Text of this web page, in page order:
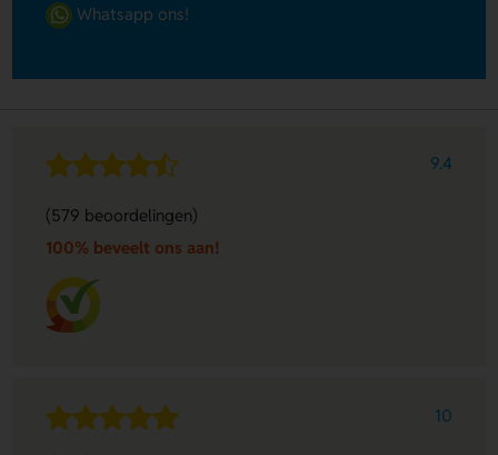
Whatsapp ons!
9.4
(579 beoordelingen)
100% beveelt ons aan!
10